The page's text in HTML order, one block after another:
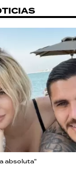
absoluta"